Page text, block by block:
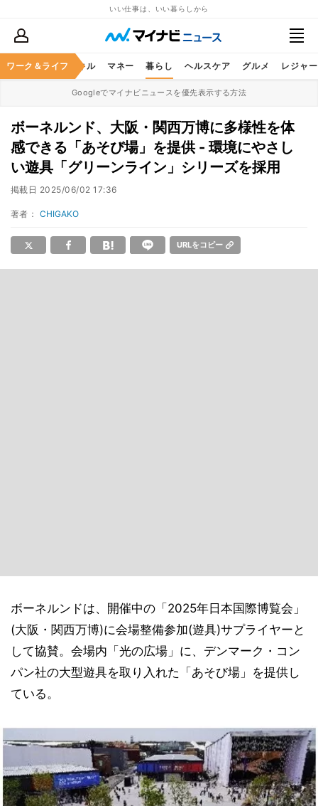
いい仕事は、いい暮らしから
ワーク＆ライフ
ア ビジネススキル マネー 暮らし ヘルスケア グルメ レジャー
Googleでマイナビニュースを優先表示する方法
ボーネルンド、大阪・関西万博に多様性を体
感できる「あそび場」を提供 - 環境にやさし
い遊具「グリーンライン」シリーズを採用
掲載日 2025/06/02 17:36
著者： CHIGAKO
URLをコピー
ボーネルンドは、開催中の「2025年日本国際博覧会」
(大阪・関西万博)に会場整備参加(遊具)サプライヤーと
して協賛。会場内「光の広場」に、デンマーク・コン
パン社の大型遊具を取り入れた「あそび場」を提供し
ている。